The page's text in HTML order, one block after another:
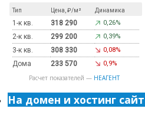
Тип Цена, ₽/м² Динамика
1-к кв. 318 290 0,26%
2-к кв. 299 200 0,39%
3-к кв. 308 330 0,08%
Дома 233 570 0,9%
Расчет показателей — НЕАГЕНТ
На домен и хостинг